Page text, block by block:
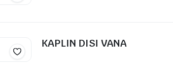
KAPLIN DISI VANA